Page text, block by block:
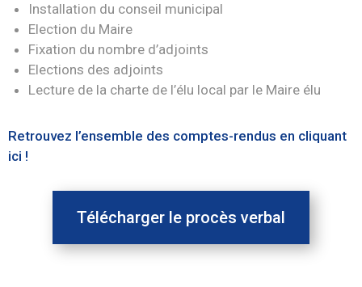
Installation du conseil municipal
Election du Maire
Fixation du nombre d’adjoints
Elections des adjoints
Lecture de la charte de l’élu local par le Maire élu
Retrouvez l’ensemble des comptes-rendus en cliquant
ici !
Télécharger le procès verbal